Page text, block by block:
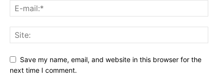
Save my name, email, and website in this browser for the
next time I comment.